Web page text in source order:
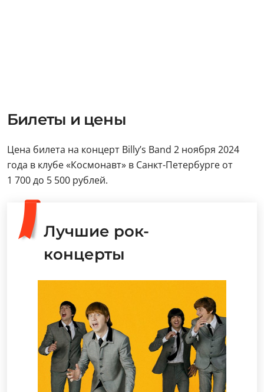
Билеты и цены
Цена билета на концерт Billy’s Band 2 ноября 2024
года в клубе «Космонавт» в Санкт-Петербурге от
1 700 до 5 500 рублей.
Лучшие рок-
концерты